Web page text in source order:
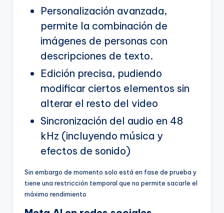
Personalización avanzada,
permite la combinación de
imágenes de personas con
descripciones de texto.
Edición precisa, pudiendo
modificar ciertos elementos sin
alterar el resto del video
Sincronización del audio en 48
kHz (incluyendo música y
efectos de sonido)
Sin embargo de momento solo está en fase de prueba y
tiene una restricción temporal que no permite sacarle el
máximo rendimiento